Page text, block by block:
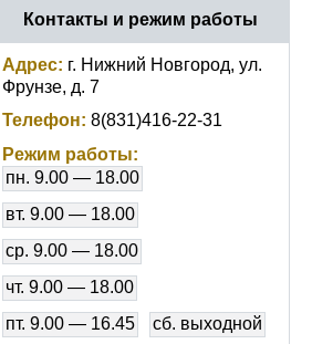
Контакты и режим работы
Адрес: г. Нижний Новгород, ул.
Фрунзе, д. 7
Телефон: 8(831)416-22-31
Режим работы:
пн. 9.00 — 18.00
вт. 9.00 — 18.00
ср. 9.00 — 18.00
чт. 9.00 — 18.00
пт. 9.00 — 16.45
сб. выходной